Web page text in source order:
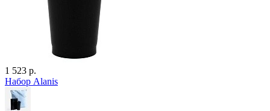
1 523 р.
Набор Alanis